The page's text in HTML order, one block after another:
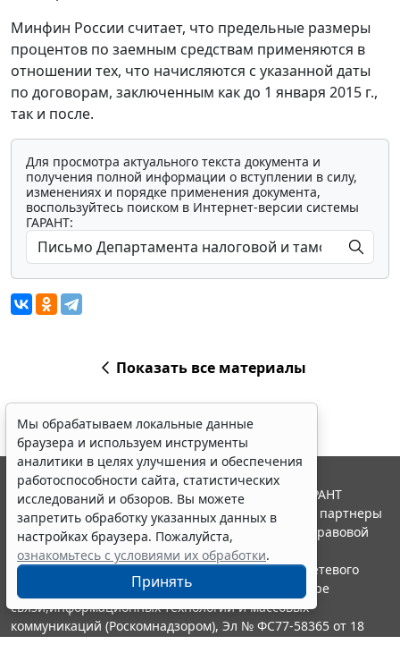
Минфин России считает, что предельные размеры
процентов по заемным средствам применяются в
отношении тех, что начисляются с указанной даты
по договорам, заключенным как до 1 января 2015 г.,
так и после.
Для просмотра актуального текста документа и
получения полной информации о вступлении в силу,
изменениях и порядке применения документа,
воспользуйтесь поиском в Интернет-версии системы
ГАРАНТ:
Показать все материалы
Мы обрабатываем локальные данные
браузера и используем инструменты
аналитики в целях улучшения и обеспечения
работоспособности сайта, статистических
исследований и обзоров. Вы можете
запретить обработку указанных данных в
настройках браузера. Пожалуйста,
ознакомьтесь с условиями их обработки.
Принять
© ООО "НПП "ГАРАНТ-СЕРВИС", 2026. Система ГАРАНТ
выпускается с 1990 года. Компания "Гарант" и ее партнеры
являются участниками Российской ассоциации правовой
информации ГАРАНТ.
Портал ГАРАНТ.РУ зарегистрирован в качестве сетевого
издания Федеральной службой по надзору в сфере
связи,информационных технологий и массовых
коммуникаций (Роскомнадзором), Эл № ФС77-58365 от 18